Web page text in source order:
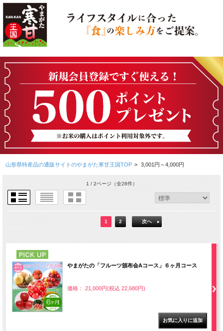
山形県特産品の通販サイトのやまがた寒甘王国TOP > 3,001円～4,000円
1 / 2ページ（全28件）
1 2 次へ
やまがたの「フルーツ頒布会Aコース」６ヶ月コース
価格： 21,000円(税込 22,680円)